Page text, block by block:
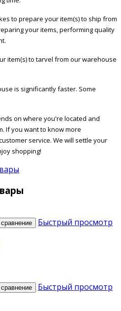
to prepare your item(s) to ship from
your items, performing quality
item(s) to tarvel from our warehouse
is significantly faster. Some
on where you're located and
If you want to know more
service. We will settle your
shopping!
Быстрый просмотр
Быстрый просмотр